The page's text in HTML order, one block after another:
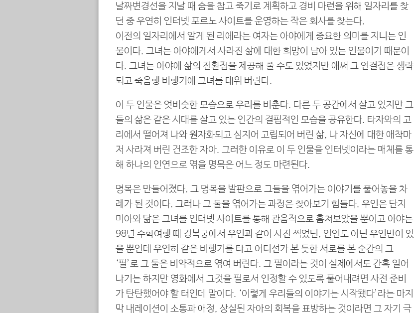
날짜변경선을 지날 때 숨을 참고 죽기로 계획하고 경비 마련을 위해 일자리를 찾
던 중 우연히 인터넷 포르노 사이트를 운영하는 작은 회사를 찾는다.
이전의 일자리에서 알게 된 리에라는 여자는 아야에게 중요한 의미를 지니는 인
물이다. 그녀는 아야에게서 사라진 삶에 대한 희망이 남아 있는 인물이기 때문이
다. 그녀는 아야에 삶의 전환점을 제공해 줄 수도 있었지만 애써 그 연결점은 생략
되고 죽음행 비행기에 그녀를 태워 버린다.
이 두 인물은 엇비슷한 모습으로 우리를 비춘다. 다른 두 공간에서 살고 있지만 그
들의 삶은 같은 시대를 살고 있는 인간의 결핍적인 모습을 공유한다. 타자와의 고
리에서 떨어져 나와 원자화되고 심지어 고립되어 버린 삶, 나 자신에 대한 애착마
저 사라져 버린 건조한 자아. 그러한 이유로 이 두 인물을 인터넷이라는 매체를 통
해 하나의 인연으로 엮을 명목은 어느 정도 마련된다.
명목은 만들어졌다. 그 명목을 발판으로 그들을 엮어가는 이야기를 풀어놓을 차
례가 된 것이다. 그러나 그 둘을 엮어가는 과정은 찾아보기 힘들다. 우인은 단지
미아와 닮은 그녀를 인터넷 사이트를 통해 관음적으로 훔쳐보았을 뿐이고 아야는
98년 수학여행 때 경복궁에서 우인과 같이 사진 찍었던, 인연도 아닌 우연만이 있
을 뿐인데 우연히 같은 비행기를 타고 어디선가 본 듯한 서로를 본 순간의 그
‘필’로 그 둘은 비약적으로 엮여 버린다. 그 필이라는 것이 실제에서도 간혹 일어
나기는 하지만 영화에서 그것을 필로서 인정할 수 있도록 풀어내려면 사전 준비
가 탄탄했어야 할 터인데 말이다. ‘이렇게 우리들의 이야기는 시작됐다’라는 마지
막 내레이션이 소통과 애정, 상실된 자아의 회복을 표방하는 것이라면 그 자기 극